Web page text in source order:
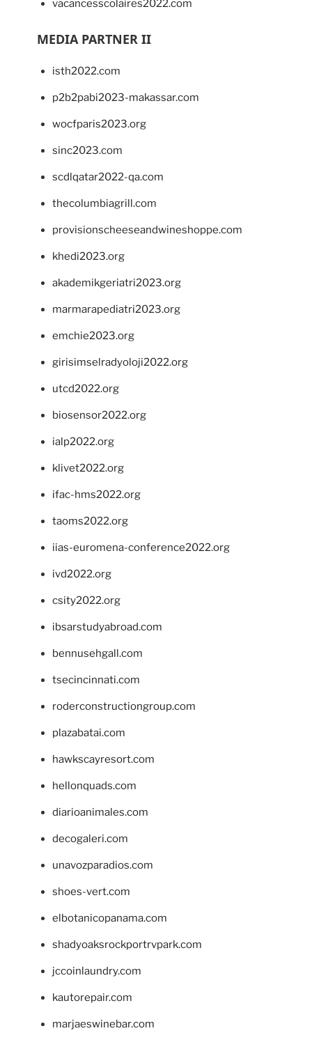
vacancesscolaires2022.com
MEDIA PARTNER II
isth2022.com
p2b2pabi2023-makassar.com
wocfparis2023.org
sinc2023.com
scdlqatar2022-qa.com
thecolumbiagrill.com
provisionscheeseandwineshoppe.com
khedi2023.org
akademikgeriatri2023.org
marmarapediatri2023.org
emchie2023.org
girisimselradyoloji2022.org
utcd2022.org
biosensor2022.org
ialp2022.org
klivet2022.org
ifac-hms2022.org
taoms2022.org
iias-euromena-conference2022.org
ivd2022.org
csity2022.org
ibsarstudyabroad.com
bennusehgall.com
tsecincinnati.com
roderconstructiongroup.com
plazabatai.com
hawkscayresort.com
hellonquads.com
diarioanimales.com
decogaleri.com
unavozparadios.com
shoes-vert.com
elbotanicopanama.com
shadyoaksrockportrvpark.com
jccoinlaundry.com
kautorepair.com
marjaeswinebar.com